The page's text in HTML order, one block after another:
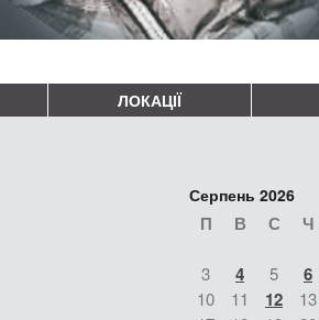
ЛОКАЦІЇ
Серпень 2026
П В С Ч
3 4 5 6
10
11 12 13